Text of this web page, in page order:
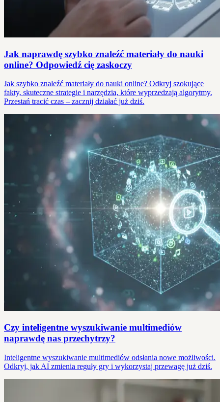
Jak naprawdę szybko znaleźć materiały do nauki
online? Odpowiedź cię zaskoczy
Jak szybko znaleźć materiały do nauki online? Odkryj szokujące
fakty, skuteczne strategie i narzędzia, które wyprzedzają algorytmy.
Przestań tracić czas – zacznij działać już dziś.
Czy inteligentne wyszukiwanie multimediów
naprawdę nas przechytrzy?
Inteligentne wyszukiwanie multimediów odsłania nowe możliwości.
Odkryj, jak AI zmienia reguły gry i wykorzystaj przewagę już dziś.